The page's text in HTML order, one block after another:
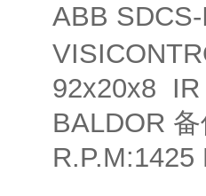
ABB
92x20x8 IR
BALDOR